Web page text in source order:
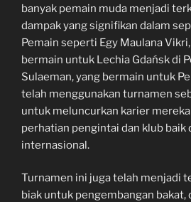
banyak pemain muda menjadi
dampak yang signifikan dalam
Pemain seperti Egy Maulana
bermain untuk Lechia Gdańsk di
Sulaeman, yang bermain untuk
telah menggunakan turnamen
untuk meluncurkan karier
perhatian pengintai dan klub baik
internasional.
Turnamen ini juga telah menjadi
biak untuk pengembangan bakat,